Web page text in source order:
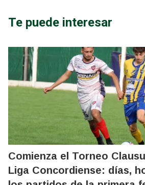
Te puede interesar
Comienza el Torneo
Liga Concordiense: días,